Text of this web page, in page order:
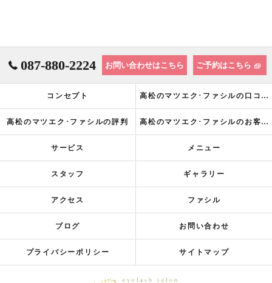
087-880-2224 お問い合わせはこちら ご予約はこちら
コンセプト 高松のマツエク･ファシルの口コミ情報
高松のマツエク･ファシルの評判 高松のマツエク･ファシルのお客様の声
サービス メニュー
スタッフ ギャラリー
アクセス ファシル
ブログ お問い合わせ
プライバシーポリシー サイトマップ